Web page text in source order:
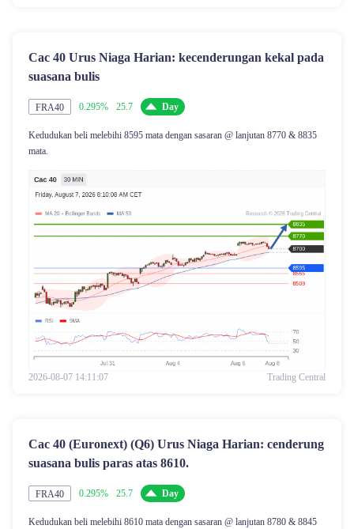
Cac 40 Urus Niaga Harian: kecenderungan kekal pada
suasana bulis
FRA40 0.295% 25.7 Day
Kedudukan beli melebihi 8595 mata dengan sasaran @ lanjutan 8770 & 8835
mata.
2026-08-07 14:11:07 Trading Central
Cac 40 (Euronext) (Q6) Urus Niaga Harian: cenderung
suasana bulis paras atas 8610.
FRA40 0.295% 25.7 Day
Kedudukan beli melebihi 8610 mata dengan sasaran @ lanjutan 8780 & 8845